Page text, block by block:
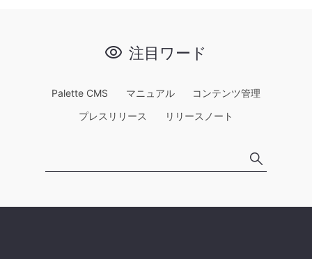
注目ワード
Palette CMS マニュアル
コンテンツ管理
プレスリリース
リリースノート